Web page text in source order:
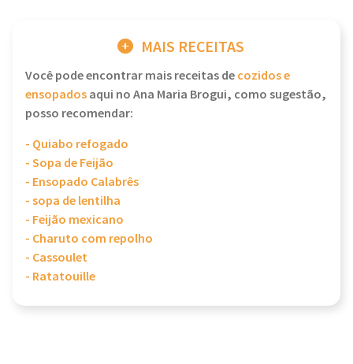
MAIS RECEITAS
Você pode encontrar mais receitas decozidos e
ensopadosaqui no Ana Maria Brogui, como sugestão,
posso recomendar:
- Quiabo refogado
- Sopa de Feijão
- Ensopado Calabrês
- sopa de lentilha
- Feijão mexicano
- Charuto com repolho
- Cassoulet
- Ratatouille